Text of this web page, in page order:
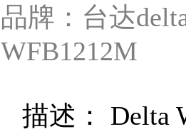
品牌：台达
WFB1212M
描述： Delta